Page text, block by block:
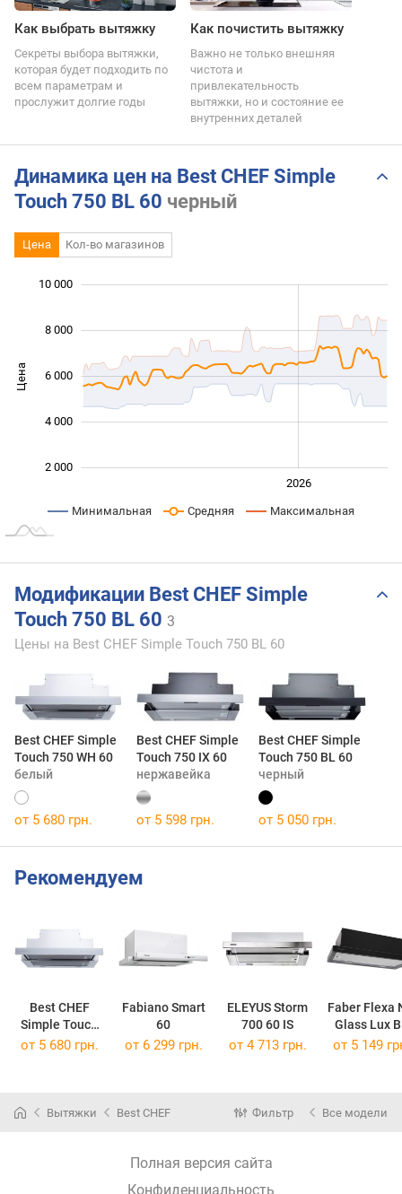
Как выбрать вытяжку
Секреты выбора вытяжки,
которая будет подходить по
всем параметрам и
прослужит долгие годы
Как почистить вытяжку
Важно не только внешняя
чистота и
привлекательность
вытяжки, но и состояние ее
внутренних деталей
Динамика цен на Best CHEF Simple
Touch 750 BL 60 черный
Цена Кол-во магазинов
Цена 10 000
2 000
4 000
6 000
8 000
10 000
2026
Минимальная Средняя Максимальная
Модификации Best CHEF Simple
Touch 750 BL 60 3
Цены на Best CHEF Simple Touch 750 BL 60
Best CHEF Simple
Touch 750 WH 60
белый
Best CHEF Simple
Touch 750 IX 60
нержавейка
Best CHEF Simple
Touch 750 BL 60
черный
от 5 680 грн. от 5 598 грн. от 5 050 грн.
Рекомендуем
Best CHEF
Simple Touch
750 WH 60
Fabiano Smart
60
ELEYUS Storm
700 60 IS
Faber Flexa
Glass Lux
A60
от 5 680 грн. от 6 299 грн. от 4 713 грн. от 5 149
Вытяжки Best CHEF Фильтр Все модели
Полная версия сайта
Конфиденциальность